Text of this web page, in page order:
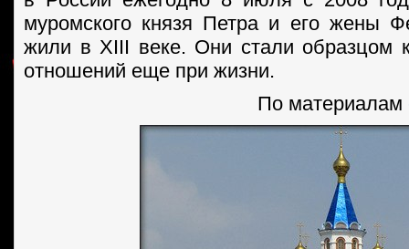
муромского князя Петра и его жены
жили в XIII веке. Они стали образцом
отношений еще при жизни.
По материалам